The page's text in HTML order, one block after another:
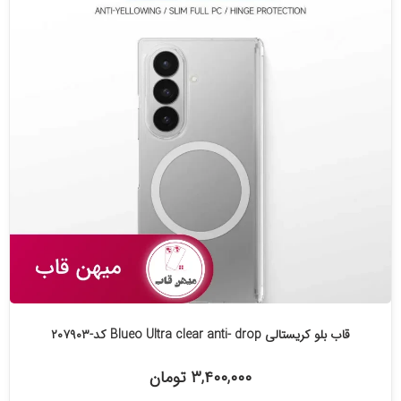
قاب بلو کریستالی Blueo Ultra clear anti- drop کد-۲۰۷۹۰۳
۳,۴۰۰,۰۰۰ تومان